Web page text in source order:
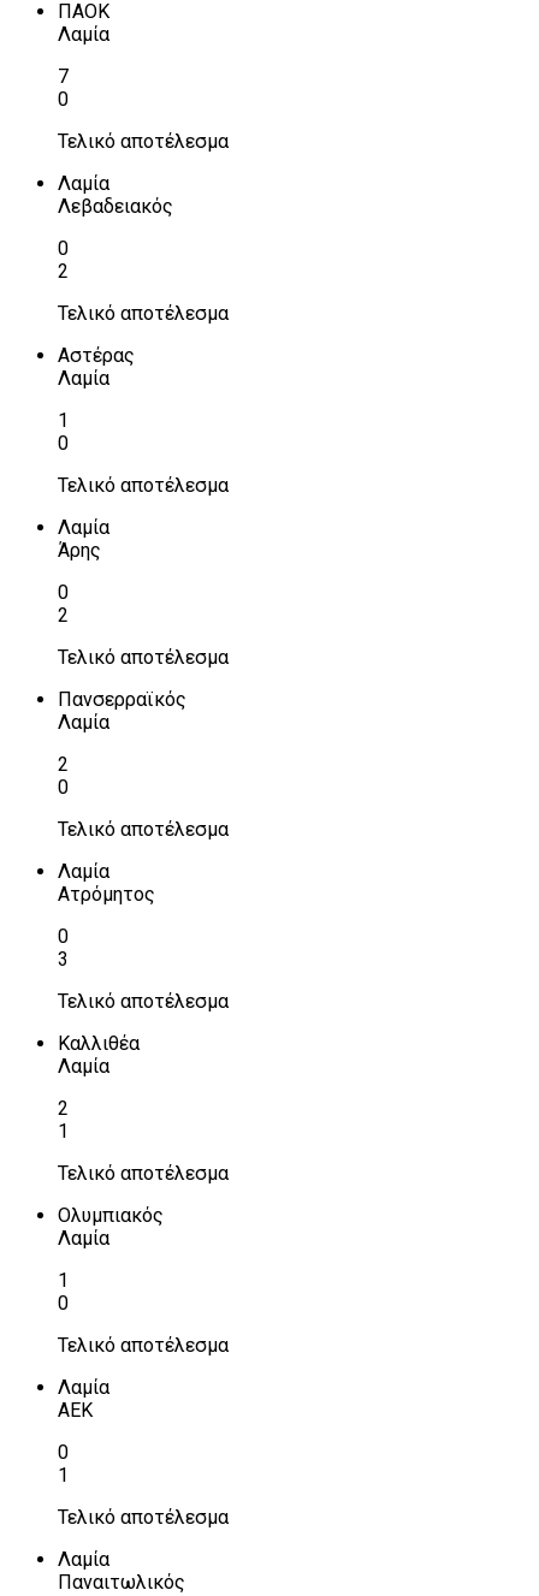
ΠΑΟΚ
Λαμία
7
0
Τελικό αποτέλεσμα
Λαμία
Λεβαδειακός
0
2
Τελικό αποτέλεσμα
Αστέρας
Λαμία
1
0
Τελικό αποτέλεσμα
Λαμία
Άρης
0
2
Τελικό αποτέλεσμα
Πανσερραϊκός
Λαμία
2
0
Τελικό αποτέλεσμα
Λαμία
Ατρόμητος
0
3
Τελικό αποτέλεσμα
Καλλιθέα
Λαμία
2
1
Τελικό αποτέλεσμα
Ολυμπιακός
Λαμία
1
0
Τελικό αποτέλεσμα
Λαμία
ΑΕΚ
0
1
Τελικό αποτέλεσμα
Λαμία
Παναιτωλικός